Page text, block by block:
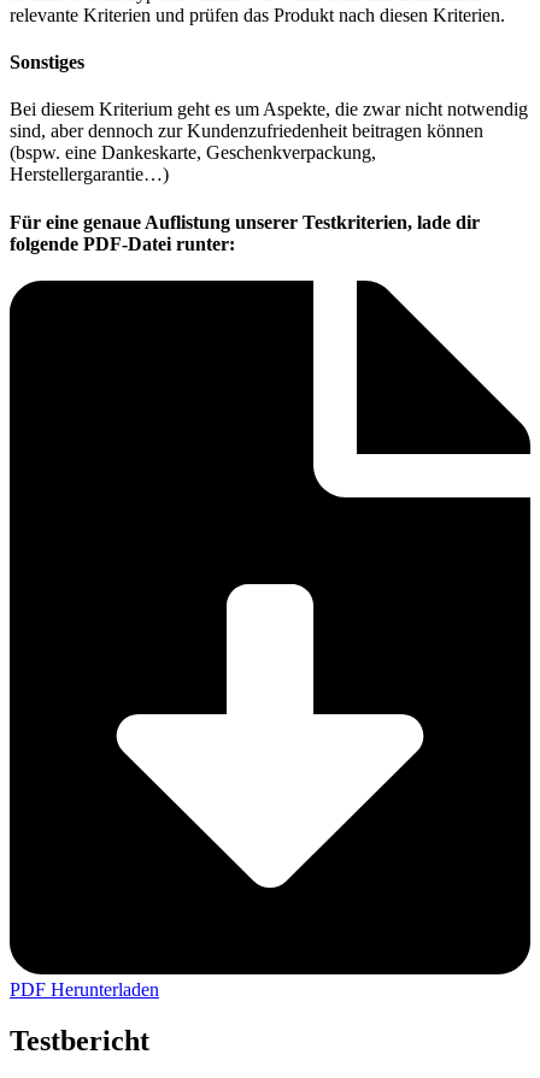
relevante Kriterien und prüfen das Produkt nach diesen Kriterien.
Sonstiges
Bei diesem Kriterium geht es um Aspekte, die zwar nicht notwendig
sind, aber dennoch zur Kundenzufriedenheit beitragen können
(bspw. eine Dankeskarte, Geschenkverpackung,
Herstellergarantie…)
Für eine genaue Auflistung unserer Testkriterien, lade dir
folgende PDF-Datei runter:
PDF Herunterladen
Testbericht